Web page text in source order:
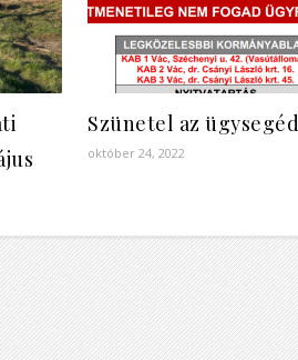
Szünetel az ügysegéd
október 24, 2022